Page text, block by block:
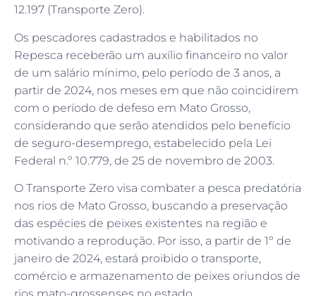
12.197 (Transporte Zero).
Os pescadores cadastrados e habilitados no
Repesca receberão um auxílio financeiro no valor
de um salário mínimo, pelo período de 3 anos, a
partir de 2024, nos meses em que não coincidirem
com o período de defeso em Mato Grosso,
considerando que serão atendidos pelo benefício
de seguro-desemprego, estabelecido pela Lei
Federal n.º 10.779, de 25 de novembro de 2003.
O Transporte Zero visa combater a pesca predatória
nos rios de Mato Grosso, buscando a preservação
das espécies de peixes existentes na região e
motivando a reprodução. Por isso, a partir de 1º de
janeiro de 2024, estará proibido o transporte,
comércio e armazenamento de peixes oriundos de